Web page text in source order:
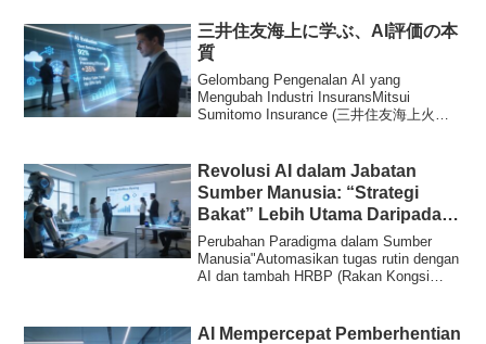
三井住友海上に学ぶ、AI評価の本
質
Gelombang Pengenalan AI yang
Mengubah Industri InsuransMitsui
Sumitomo Insurance (三井住友海上火災
Revolusi AI dalam Jabatan
Sumber Manusia: “Strategi
Bakat” Lebih Utama Daripada
Pengurangan Tenaga Kerja
Perubahan Paradigma dalam Sumber
Manusia"Automasikan tugas rutin dengan
AI dan tambah HRBP (Rakan Kongsi
AI Mempercepat Pemberhentian